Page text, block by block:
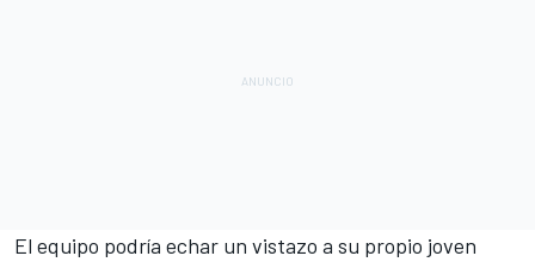
El equipo podría echar un vistazo a su propio joven